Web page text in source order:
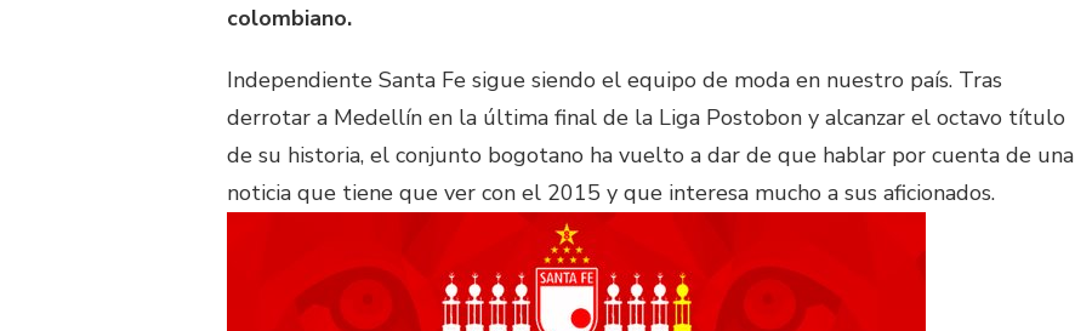
colombiano.
Independiente Santa Fe sigue siendo el equipo de moda en nuestro país. Tras
derrotar a Medellín en la última final de la Liga Postobon y alcanzar el octavo título
de su historia, el conjunto bogotano ha vuelto a dar de que hablar por cuenta de una
noticia que tiene que ver con el 2015 y que interesa mucho a sus aficionados.